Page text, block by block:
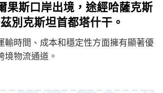
果斯口岸出境，途經哈薩克斯
別克斯坦首都塔什干。
時間、成本和穩定性方面擁有顯著優
物流通道。